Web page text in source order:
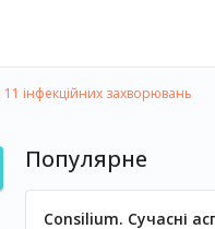
інфекційних захворювань
Популярне
Consilium. Сучасні